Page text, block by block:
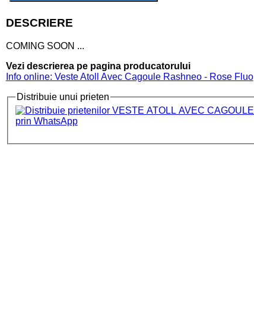
DESCRIERE
COMING SOON ...
Vezi descrierea pe pagina producatorului
Info online: Veste Atoll Avec Cagoule Rashneo - Rose Fluo
Distribuie unui prieten